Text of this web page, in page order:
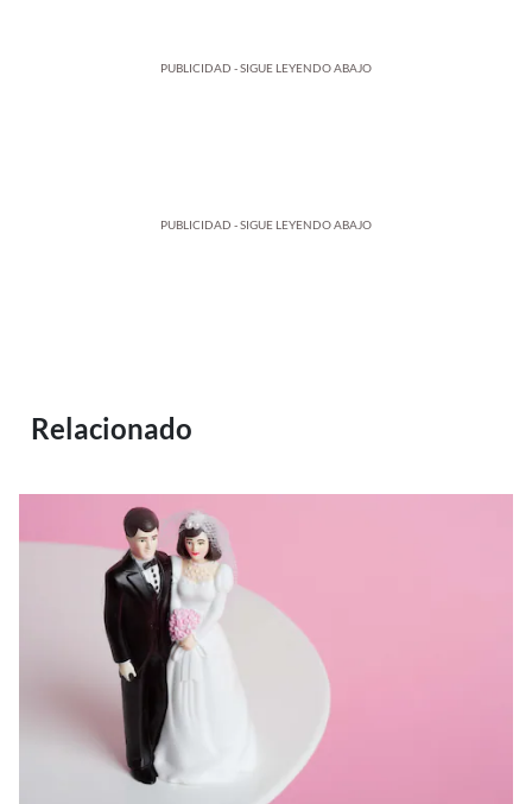
PUBLICIDAD - SIGUE LEYENDO ABAJO
PUBLICIDAD - SIGUE LEYENDO ABAJO
Relacionado